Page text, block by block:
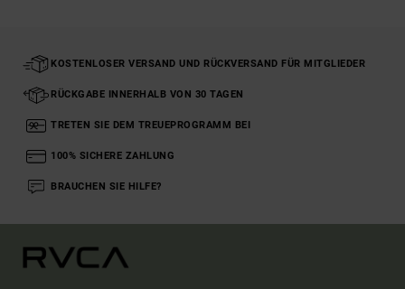
KOSTENLOSER VERSAND UND RÜCKVERSAND FÜR MITGLIEDER
RÜCKGABE INNERHALB VON 30 TAGEN
TRETEN SIE DEM TREUEPROGRAMM BEI
100% SICHERE ZAHLUNG
BRAUCHEN SIE HILFE?